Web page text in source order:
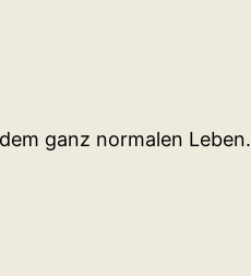
ganz normalen Leben.